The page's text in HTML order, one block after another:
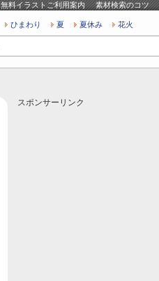
無料イラストご利用案内 素材検索のコツ
ひまわり 夏 夏休み 花火
スポンサーリンク